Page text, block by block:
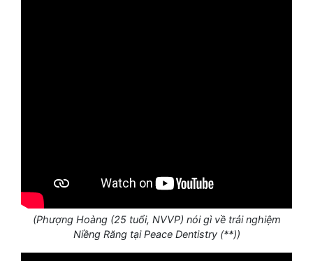
(Phượng Hoàng (25 tuổi, NVVP) nói gì về trải nghiệm
Niềng Răng tại Peace Dentistry (**))